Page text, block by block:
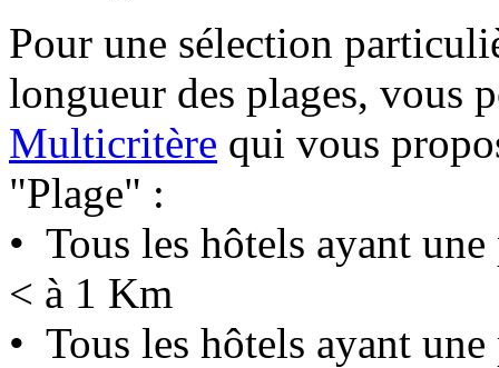
Pour une sélection
longueur des plages, vous
Multicritère qui vous
"Plage" :
• Tous les hôtels ayant
< à 1 Km
• Tous les hôtels ayant